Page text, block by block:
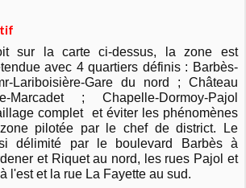
sur la carte ci-dessus, la zone est
avec 4 quartiers définis : Barbès-
Lariboisière-Gare du nord ; Château
Marcadet ; Chapelle-Dormoy-Pajol
complet et éviter les phénomènes
pilotée par le chef de district. Le
délimité par le boulevard Barbès à
et Riquet au nord, les rues Pajol et
l'est et la rue La Fayette au sud.